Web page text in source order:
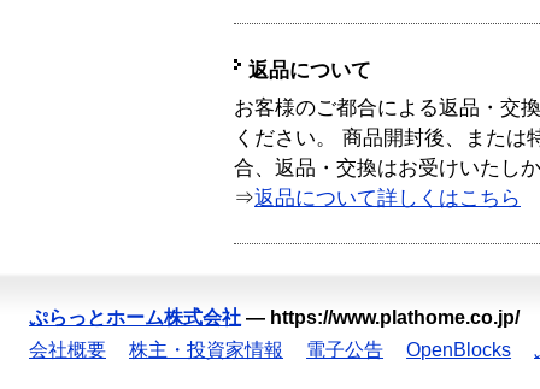
返品について
お客様のご都合による返品・交
ください。 商品開封後、または
合、返品・交換はお受けいたし
⇒返品について詳しくはこちら
ぷらっとホーム株式会社 — https://www.plathome.co.jp/
会社概要
株主・投資家情報 電子公告 OpenBlocks